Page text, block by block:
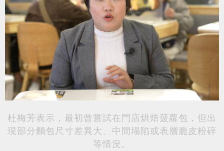
杜梅芳表示，最初曾嘗試在門店烘焙菠蘿包，但出
現 部分麵包 尺寸差異大、中間塌陷或表層脆皮粉碎
等情況。